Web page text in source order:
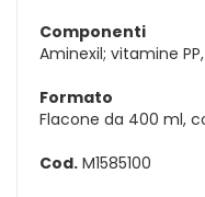
Componenti
Aminexil; vitamine PP,
Formato
Flacone da 400 ml,
Cod. M1585100